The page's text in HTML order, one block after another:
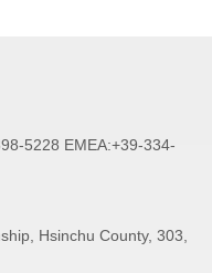
5228 EMEA:+39-334-
Hsinchu County, 303,